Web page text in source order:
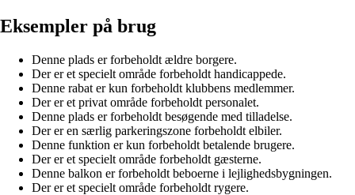
Eksempler på brug
Denne plads er forbeholdt ældre borgere.
Der er et specielt område forbeholdt handicappede.
Denne rabat er kun forbeholdt klubbens medlemmer.
Der er et privat område forbeholdt personalet.
Denne plads er forbeholdt besøgende med tilladelse.
Der er en særlig parkeringszone forbeholdt elbiler.
Denne funktion er kun forbeholdt betalende brugere.
Der er et specielt område forbeholdt gæsterne.
Denne balkon er forbeholdt beboerne i lejlighedsbygningen.
Der er et specielt område forbeholdt rygere.